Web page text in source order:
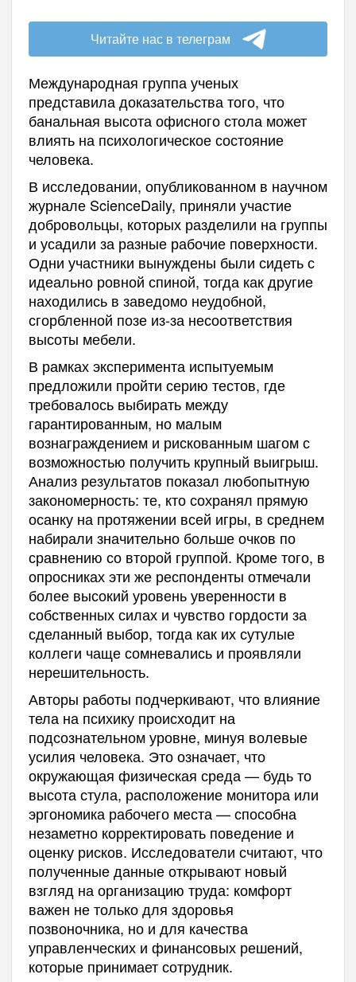
Читайте нас в телеграм
Международная группа ученых
представила доказательства того, что
банальная высота офисного стола может
влиять на психологическое состояние
человека.
В исследовании, опубликованном в научном
журнале ScienceDaily, приняли участие
добровольцы, которых разделили на группы
и усадили за разные рабочие поверхности.
Одни участники вынуждены были сидеть с
идеально ровной спиной, тогда как другие
находились в заведомо неудобной,
сгорбленной позе из-за несоответствия
высоты мебели.
В рамках эксперимента испытуемым
предложили пройти серию тестов, где
требовалось выбирать между
гарантированным, но малым
вознаграждением и рискованным шагом с
возможностью получить крупный выигрыш.
Анализ результатов показал любопытную
закономерность: те, кто сохранял прямую
осанку на протяжении всей игры, в среднем
набирали значительно больше очков по
сравнению со второй группой. Кроме того, в
опросниках эти же респонденты отмечали
более высокий уровень уверенности в
собственных силах и чувство гордости за
сделанный выбор, тогда как их сутулые
коллеги чаще сомневались и проявляли
нерешительность.
Авторы работы подчеркивают, что влияние
тела на психику происходит на
подсознательном уровне, минуя волевые
усилия человека. Это означает, что
окружающая физическая среда — будь то
высота стула, расположение монитора или
эргономика рабочего места — способна
незаметно корректировать поведение и
оценку рисков. Исследователи считают, что
полученные данные открывают новый
взгляд на организацию труда: комфорт
важен не только для здоровья
позвоночника, но и для качества
управленческих и финансовых решений,
которые принимает сотрудник.